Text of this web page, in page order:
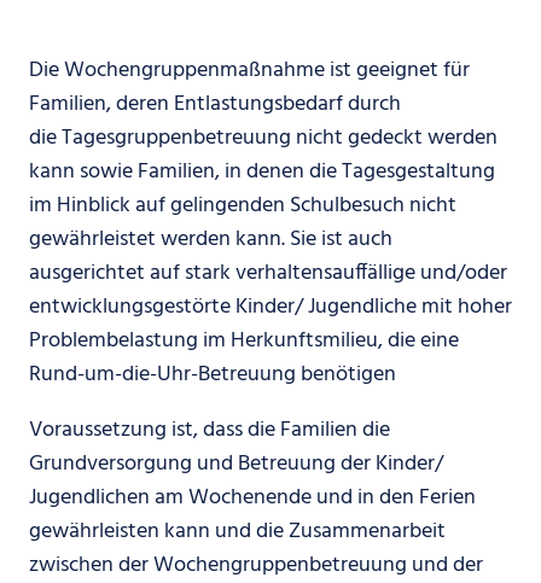
Die Wochengruppenmaßnahme ist geeignet für
Familien, deren Entlastungsbedarf durch
die Tagesgruppenbetreuung nicht gedeckt werden
kann sowie Familien, in denen die Tagesgestaltung
im Hinblick auf gelingenden Schulbesuch nicht
gewährleistet werden kann. Sie ist auch
ausgerichtet auf stark verhaltensauffällige und/oder
entwicklungsgestörte Kinder/ Jugendliche mit hoher
Problembelastung im Herkunftsmilieu, die eine
Rund-um-die-Uhr-Betreuung benötigen
Voraussetzung ist, dass die Familien die
Grundversorgung und Betreuung der Kinder/
Jugendlichen am Wochenende und in den Ferien
gewährleisten kann und die Zusammenarbeit
zwischen der Wochengruppenbetreuung und der